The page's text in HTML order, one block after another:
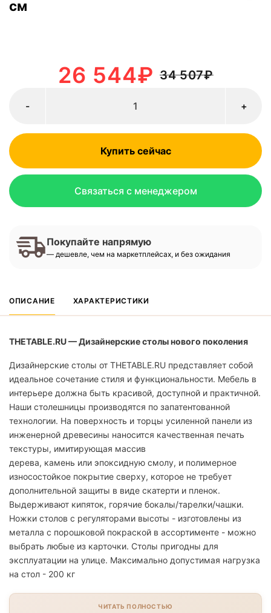
см
34 507₽
26 544₽
+
-
Купить сейчас
Связаться с менеджером
Покупайте напрямую
— дешевле, чем на маркетплейсах, и без ожидания
ОПИСАНИЕ ХАРАКТЕРИСТИКИ
THETABLE.RU — Дизайнерские столы нового поколения
Дизайнерские столы от THETABLE.RU представляет собой
идеальное сочетание стиля и функциональности. Мебель в
интерьере должна быть красивой, доступной и практичной.
Наши столешницы производятся по запатентованной
технологии. На поверхность и торцы усиленной панели из
инженерной древесины наносится качественная печать
текстуры, имитирующая массив
дерева, камень или эпоксидную смолу, и полимерное
износостойкое покрытие сверху, которое не требует
дополнительной защиты в виде скатерти и пленок.
Выдерживают кипяток, горячие бокалы/тарелки/чашки.
Ножки столов с регуляторами высоты - изготовлены из
металла с порошковой покраской в ассортименте - можно
выбрать любые из карточки. Столы пригодны для
эксплуатации на улице. Максимально допустимая нагрузка
на стол - 200 кг
ЧИТАТЬ ПОЛНОСТЬЮ